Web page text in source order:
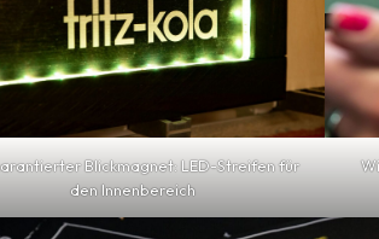
Blickmagnet: LED-Streifen für
den Innenbereich